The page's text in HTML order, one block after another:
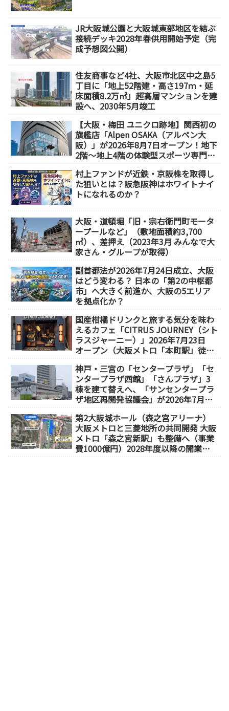
JR大阪城公園と大阪城東部地区を結ぶ
接続デッキ2028年春供用開始予定（完
成予想図公開）
住友商事など4社、大阪市北区中之島5
丁目に「地上52階建・高さ197ｍ・延
床面積8.2万㎡」超高層マンションを建
設へ、2030年5月竣工
【大阪・梅田 ユニクロ跡地】関西初の
旗艦店「Alpen OSAKA（アルペン大
阪）」が2026年8月7日オープン！地下
2階～地上4階の体験型スポーツ専門店
村上ファンドが近鉄・京阪株を取得し
た狙いとは？阪急阪神はホワイトナイ
トになれるのか？
大阪・道頓堀「旧・宗右衛門町モータ
ープールなど」（敷地面積約3,700
㎡）、差押え（2023年3月 みんなで大
家さん・グループが取得）
副首都法が2026年7月24日成立、大阪
はどう変わる？ 日本の「第2の中枢都
市」へ大きく前進か、大阪の5エリア
を拠点化か？
国産柑橘ドリンクと旅する気分を味わ
えるカフェ「CITRUS JOURNEY（シト
ラスジャーニー）」2026年7月23日
オープン（大阪メトロ「本町駅」徒歩
神戸・三宮の「センタープラザ」「セ
ンタープラザ西館」「さんプラザ」3
棟を建て替えへ、「サンセンタープラ
ザ地区再開発協議会」が2026年7月発
第2大阪城ホール（森之宮アリーナ）
大阪メトロと三菱地所の共同開発 大阪
メトロ「森之宮新駅」も整備へ（事業
費1000億円）2028年度以降の開業